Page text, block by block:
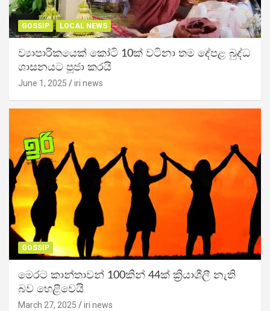
GOSSIP LOCAL NEWS
ව්‍යාපාරිකයෙක් කෝටි 10ක් වටිනා තම දේපළ බුද්ධ
ශාසනයට පූජා කරයි
June 1, 2025 iri news
GOSSIP
මෙරට කාන්තාවන් 100කින් 44ක් ක්‍රියාශීලී නැති
බව හෙළිවෙයි
March 27, 2025 iri news